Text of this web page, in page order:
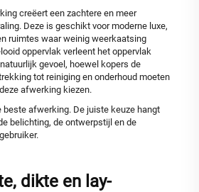
creëert een zachtere en meer
Deze is geschikt voor moderne luxe,
ruimtes waar weinig weerkaatsing
oppervlak verleent het oppervlak
gevoel, hoewel kopers de
tot reiniging en onderhoud moeten
afwerking kiezen.
beste afwerking. De juiste keuze hangt
belichting, de ontwerpstijl en de
dikte en lay-